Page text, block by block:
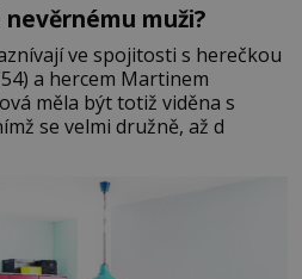
muži?
ve spojitosti s herečkou
a hercem Martinem
měla být totiž viděna s
se velmi družně, až d